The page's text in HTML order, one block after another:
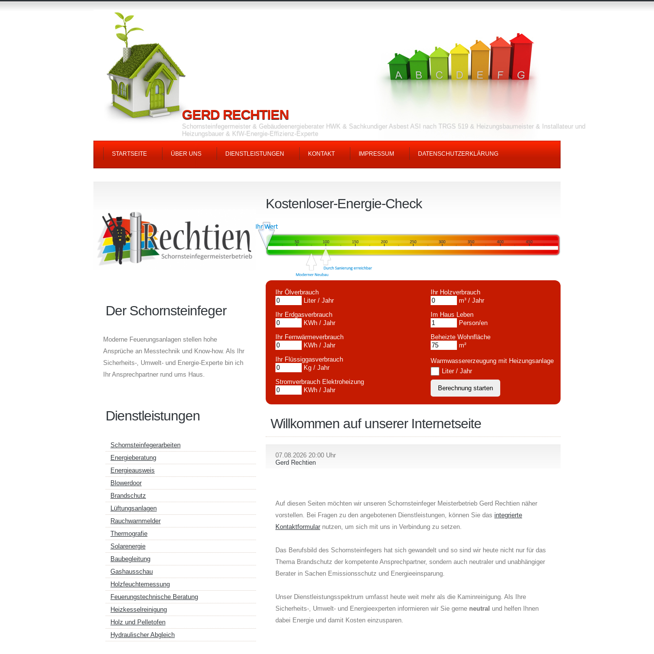
GERD RECHTIEN
Schornsteinfegermeister & Gebäudeenergieberater HWK & Sachkundiger Asbest ASI nach TRGS 519 & Heizungsbaumeister & Installateur und
Heizungsbauer & KfW-Energie-Effizienz-Experte
STARTSEITE ÜBER UNS DIENSTLEISTUNGEN KONTAKT IMPRESSUM DATENSCHUTZERKLÄRUNG
Kostenloser-Energie-Check
Ihr Ölverbrauch
Liter / Jahr
Ihr Erdgasverbrauch
KWh / Jahr
Ihr Fernwärmeverbrauch
KWh / Jahr
Ihr Flüssiggasverbrauch
Kg / Jahr
Stromverbrauch Elektroheizung
KWh / Jahr
Ihr Holzverbrauch
m³ / Jahr
Im Haus Leben
Person/en
Beheizte Wohnfläche
m²
Warmwassererzeugung mit Heizungsanlage
Liter / Jahr
Willkommen auf unserer Internetseite
07.08.2026 20:00 Uhr
Gerd Rechtien
Auf diesen Seiten möchten wir unseren Schornsteinfeger Meisterbetrieb Gerd Rechtien näher
vorstellen. Bei Fragen zu den angebotenen Dienstleistungen, können Sie das integrierte
Kontaktformular nutzen, um sich mit uns in Verbindung zu setzen.
Das Berufsbild des Schornsteinfegers hat sich gewandelt und so sind wir heute nicht nur für das
Thema Brandschutz der kompetente Ansprechpartner, sondern auch neutraler und unabhängiger
Berater in Sachen Emissionsschutz und Energieeinsparung.
Unser Dienstleistungsspektrum umfasst heute weit mehr als die Kaminreinigung. Als Ihre
Sicherheits-, Umwelt- und Energieexperten informieren wir Sie gerne neutral und helfen Ihnen
dabei Energie und damit Kosten einzusparen.
Der Schornsteinfeger
Moderne Feuerungsanlagen stellen hohe
Ansprüche an Messtechnik und Know-how. Als Ihr
Sicherheits-, Umwelt- und Energie-Experte bin ich
Ihr Ansprechpartner rund ums Haus.
Dienstleistungen
Schornsteinfegerarbeiten
Energieberatung
Energieausweis
Blowerdoor
Brandschutz
Lüftungsanlagen
Rauchwarnmelder
Thermografie
Solarenergie
Baubegleitung
Gashausschau
Holzfeuchtemessung
Feuerungstechnische Beratung
Heizkesselreinigung
Holz und Pelletofen
Hydraulischer Abgleich